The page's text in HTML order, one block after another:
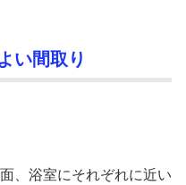
い間取り
、浴室にそれぞれに近い